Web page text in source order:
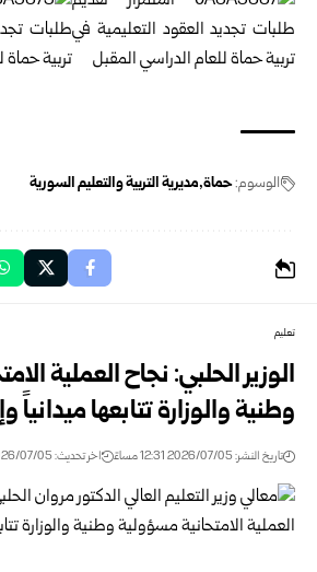
الوسوم:حماة مديرية التربية والتعليم السورية
تعليم
الوزير الحلبي: نجاح العملية
وطنية والوزارة تتابعها ميدانياً
تاريخ النشر: 2026/07/05 12:31 مساءً اخر تحديث: 2026/07/05 3:57 مساءً